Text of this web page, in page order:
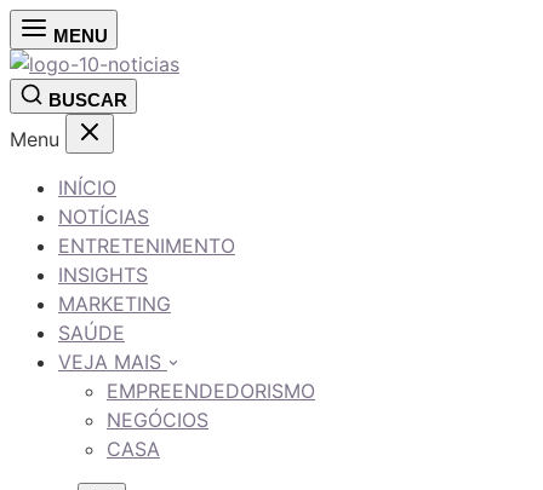
MENU
BUSCAR
Menu
INÍCIO
NOTÍCIAS
ENTRETENIMENTO
INSIGHTS
MARKETING
SAÚDE
VEJA MAIS
EMPREENDEDORISMO
NEGÓCIOS
CASA